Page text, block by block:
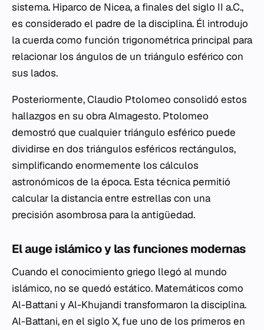
sistema. Hiparco de Nicea, a finales del siglo II a.C.,
es considerado el padre de la disciplina. Él introdujo
la cuerda como función trigonométrica principal para
relacionar los ángulos de un triángulo esférico con
sus lados.
Posteriormente, Claudio Ptolomeo consolidó estos
hallazgos en su obraAlmagesto. Ptolomeo
demostró que cualquier triángulo esférico puede
dividirse en dos triángulos esféricos rectángulos,
simplificando enormemente los cálculos
astronómicos de la época. Esta técnica permitió
calcular la distancia entre estrellas con una
precisión asombrosa para la antigüedad.
El auge islámico y las funciones modernas
Cuando el conocimiento griego llegó al mundo
islámico, no se quedó estático. Matemáticos como
Al-Battani y Al-Khujandi transformaron la disciplina.
Al-Battani, en el siglo X, fue uno de los primeros en